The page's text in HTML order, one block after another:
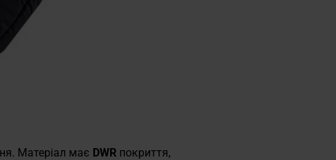
Матеріал має DWR покриття,